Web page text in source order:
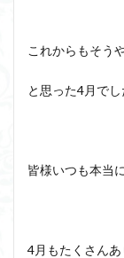
これからもそう
と思った4月でし
皆様いつも本当
4月もたくさんあ